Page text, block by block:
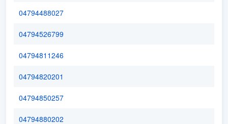
04794488027
04794526799
04794811246
04794820201
04794850257
04794880202